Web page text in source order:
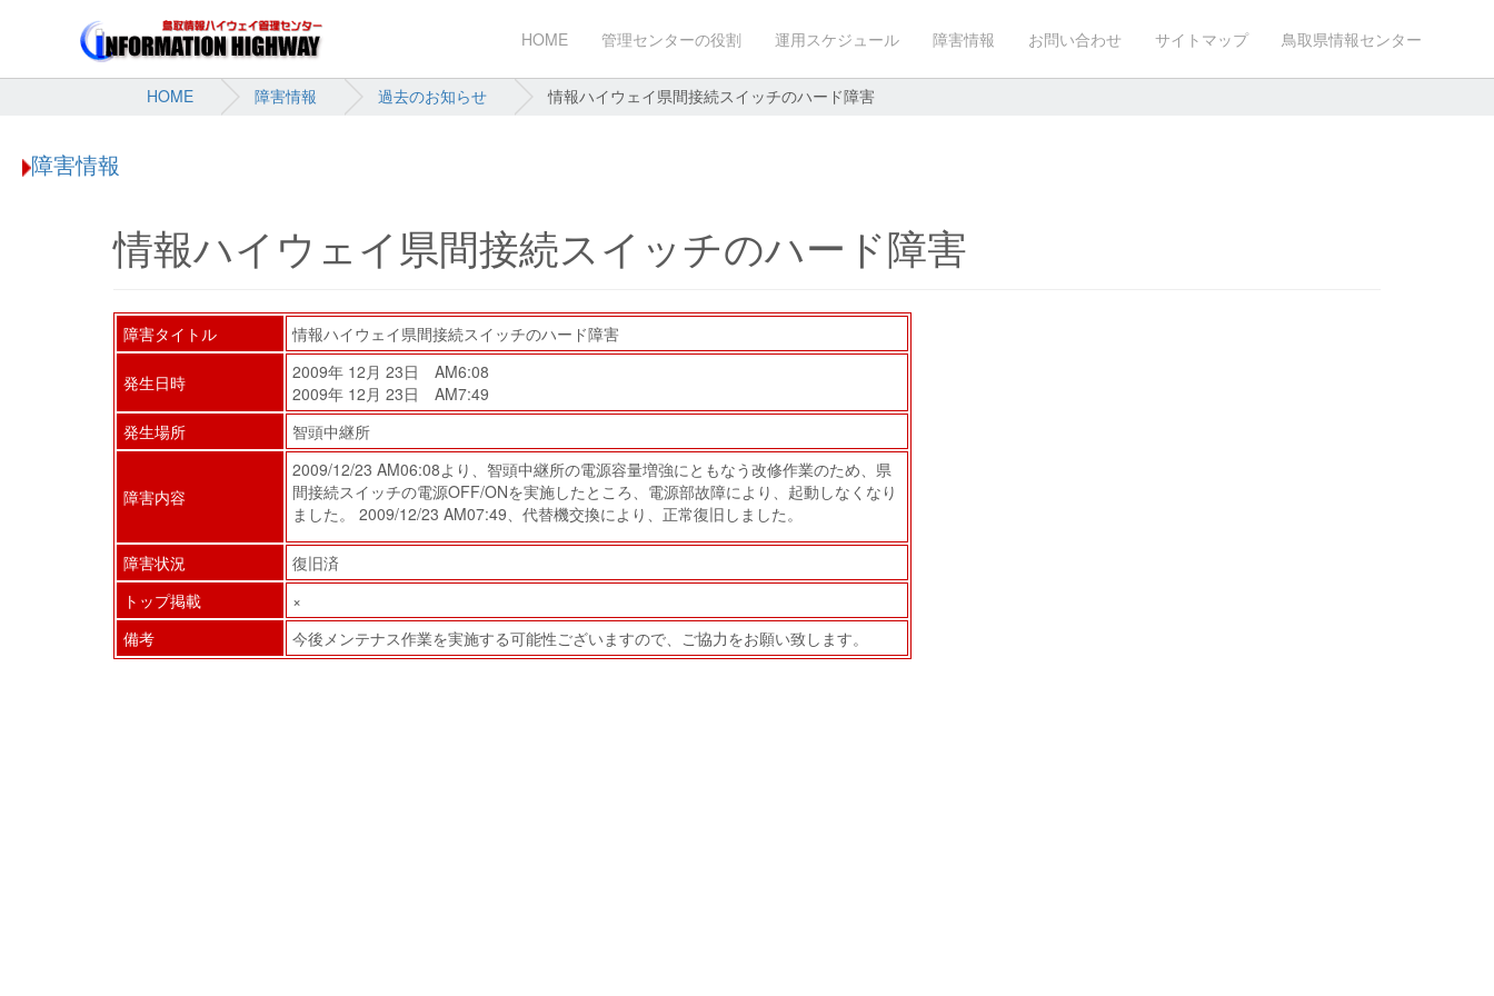
鳥取県情報センター
HOME 管理センターの役割 運用スケジュール 障害情報 お問い合わせ サイトマップ
HOME 障害情報 過去のお知らせ 情報ハイウェイ県間接続スイッチのハード障害
障害情報
情報ハイウェイ県間接続スイッチのハード障害
障害タイトル 情報ハイウェイ県間接続スイッチのハード障害
発生日時
2009年 12月 23日 AM6:08
2009年 12月 23日 AM7:49
発生場所
智頭中継所
障害内容
2009/12/23 AM06:08より、智頭中継所の電源容量増強にともなう改修作業のため、県
間接続スイッチの電源OFF/ONを実施したところ、電源部故障により、起動しなくなり
ました。 2009/12/23 AM07:49、代替機交換により、正常復旧しました。
障害状況
復旧済
トップ掲載
×
備考
今後メンテナス作業を実施する可能性ございますので、ご協力をお願い致します。